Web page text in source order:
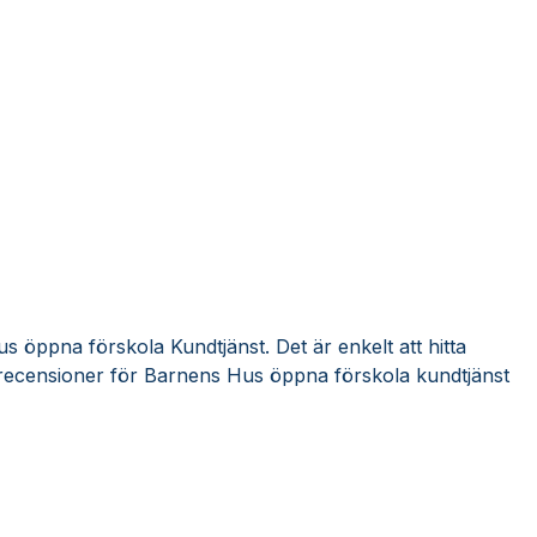
öppna förskola Kundtjänst. Det är enkelt att hitta
för Barnens Hus öppna förskola kundtjänst